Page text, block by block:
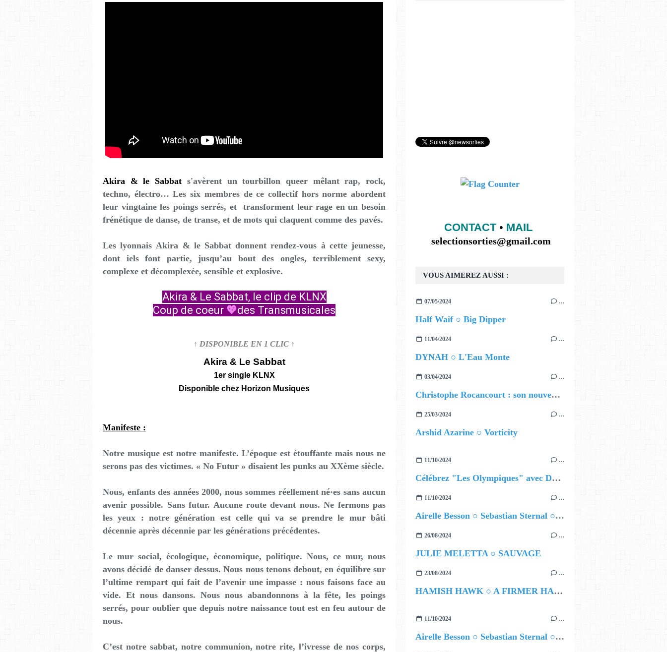
Akira & le Sabbat s'avèrent un tourbillon queer mêlant rap, rock,
techno, électro… Les six membres de ce collectif hors norme abordent
leur vingtaine les poings serrés, et transforment leur rage en un besoin
frénétique de danse, de transe, et de mots qui claquent comme des pavés.
Les lyonnais Akira & le Sabbat donnent rendez-vous à cette jeunesse,
dont iels font partie, jusqu’au bout des ongles, terriblement sexy,
complexe et décomplexée, sensible et explosive.
Akira & Le Sabbat, le clip de KLNX
Coup de coeur 💖des Transmusicales
↑ DISPONIBLE EN 1 CLIC ↑
Akira & Le Sabbat
1er single KLNX
Disponible chez Horizon Musiques
Manifeste :
Notre musique est notre manifeste. L’époque est étouffante mais nous ne
serons pas des victimes. « No Futur » disaient les punks au XXème siècle.
Nous, enfants des années 2000, nous sommes réellement né·es sans aucun
avenir possible. Sans futur. Aucune route devant nous. Ne fermons pas
les yeux : notre génération est celle qui va se prendre le mur bâti
décennie après décennie par les générations précédentes.
Le mur social, écologique, économique, politique. Nous, ce mur, nous
avons décidé de danser dessus. Nous nous tenons debout, en équilibre sur
l’ultime rempart qui fait de l’avenir une impasse : nous faisons face au
vide. Et nous dansons. Nous nous abandonnons à la fête, les poings
serrés, pour oublier que depuis notre naissance tout est en feu autour de
nous.
C’est notre sabbat, notre communion, notre rite, l’ivresse de nos corps,
VOUS AIMEREZ AUSSI :
07/05/2024 …
Half Waif ○ Big Dipper
11/04/2024 …
DYNAH ○ L'Eau Monte
03/04/2024 …
Christophe Rocancourt : son nouveau film
25/03/2024 …
Arshid Azarine ○ Vorticity
11/10/2024 …
Célébrez "Les Olympiques" avec DVTR !
11/10/2024 …
Airelle Besson ○ Sebastian Sternal ○ Jonas Burgwinkel
26/08/2024 …
JULIE MELETTA ○ SAUVAGE
23/08/2024 …
HAMISH HAWK ○ A FIRMER HAND
11/10/2024 …
Airelle Besson ○ Sebastian Sternal ○ Jonas Burgwinkel
CONTACT• MAIL
selectionsorties@gmail.com